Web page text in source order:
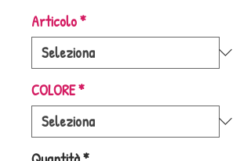
Articolo*
COLORE*